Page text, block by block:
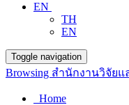
EN
TH
EN
Toggle navigation
Browsing สำนักงานวิจัย
Home